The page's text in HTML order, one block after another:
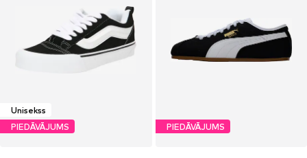
Unisekss
PIEDĀVĀJUMS
PIEDĀVĀJUMS